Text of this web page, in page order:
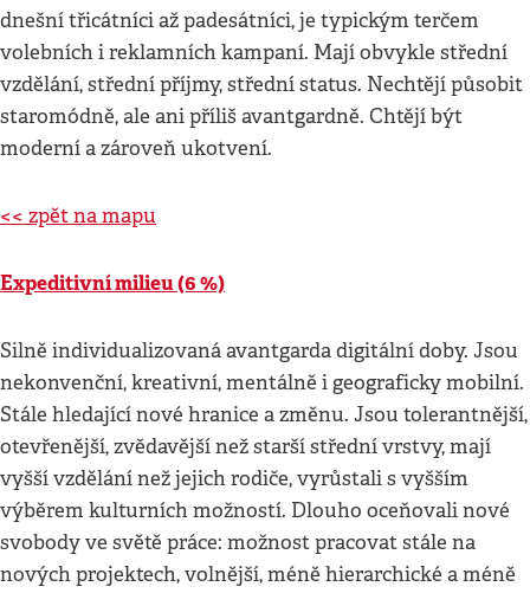
dnešní třicátníci až padesátníci, je typickým terčem
volebních i reklamních kampaní. Mají obvykle střední
vzdělání, střední příjmy, střední status. Nechtějí působit
staromódně, ale ani příliš avantgardně. Chtějí být
moderní a zároveň ukotvení.
<< zpět na mapu
Expeditivní milieu (6 %)
Silně individualizovaná avantgarda digitální doby. Jsou
nekonvenční, kreativní, mentálně i geograficky mobilní.
Stále hledající nové hranice a změnu. Jsou tolerantnější,
otevřenější, zvědavější než starší střední vrstvy, mají
vyšší vzdělání než jejich rodiče, vyrůstali s vyšším
výběrem kulturních možností. Dlouho oceňovali nové
svobody ve světě práce: možnost pracovat stále na
nových projektech, volnější, méně hierarchické a méně